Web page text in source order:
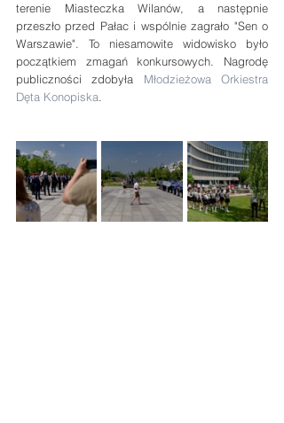
terenie Miasteczka Wilanów, a następnie
przeszło przed Pałac i wspólnie zagrało "Sen o
Warszawie". To niesamowite widowisko było
początkiem zmagań konkursowych. Nagrodę
publiczności zdobyła Młodzieżowa Orkiestra
Dęta Konopiska.